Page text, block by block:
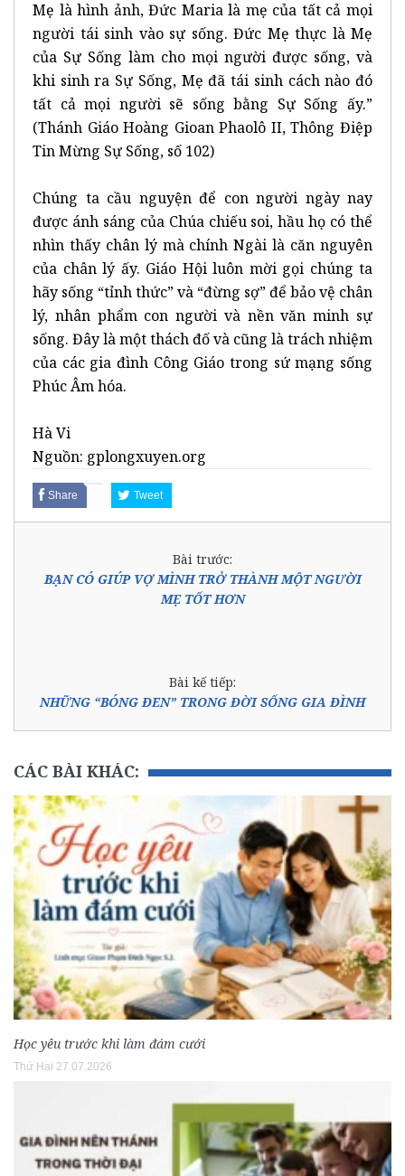
Mẹ là hình ảnh, Đức Maria là mẹ của tất cả mọi
người tái sinh vào sự sống. Đức Mẹ thực là Mẹ
của Sự Sống làm cho mọi người được sống, và
khi sinh ra Sự Sống, Mẹ đã tái sinh cách nào đó
tất cả mọi người sẽ sống bằng Sự Sống ấy.”
(Thánh Giáo Hoàng Gioan Phaolô II, Thông Điệp
Tin Mừng Sự Sống, số 102)
Chúng ta cầu nguyện để con người ngày nay
được ánh sáng của Chúa chiếu soi, hầu họ có thể
nhìn thấy chân lý mà chính Ngài là căn nguyên
của chân lý ấy. Giáo Hội luôn mời gọi chúng ta
hãy sống “tỉnh thức” và “đừng sợ” để bảo vệ chân
lý, nhân phẩm con người và nền văn minh sự
sống. Đây là một thách đố và cũng là trách nhiệm
của các gia đình Công Giáo trong sứ mạng sống
Phúc Âm hóa.
Hà Vi
Nguồn: gplongxuyen.org
Share Tweet
Bài trước:
BẠN CÓ GIÚP VỢ MÌNH TRỞ THÀNH MỘT NGƯỜI
MẸ TỐT HƠN
Bài kế tiếp:
NHỮNG “BÓNG ĐEN” TRONG ĐỜI SỐNG GIA ĐÌNH
CÁC BÀI KHÁC:
Học yêu trước khi làm đám cưới
Thứ Hai 27.07.2026